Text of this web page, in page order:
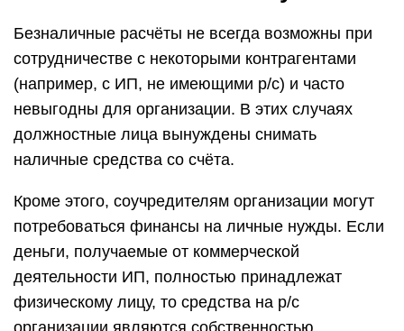
Безналичные расчёты не всегда возможны при
сотрудничестве с некоторыми контрагентами
(например, с ИП, не имеющими р/с) и часто
невыгодны для организации. В этих случаях
должностные лица вынуждены снимать
наличные средства со счёта.
Кроме этого, соучредителям организации могут
потребоваться финансы на личные нужды. Если
деньги, получаемые от коммерческой
деятельности ИП, полностью принадлежат
физическому лицу, то средства на р/с
организации являются собственностью